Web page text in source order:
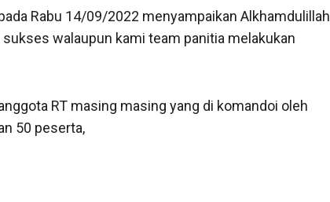
Rabu 14/09/2022 menyampaikan Alkhamdulillah
walaupun kami team panitia melakukan
RT masing masing yang di komandoi oleh
50 peserta,